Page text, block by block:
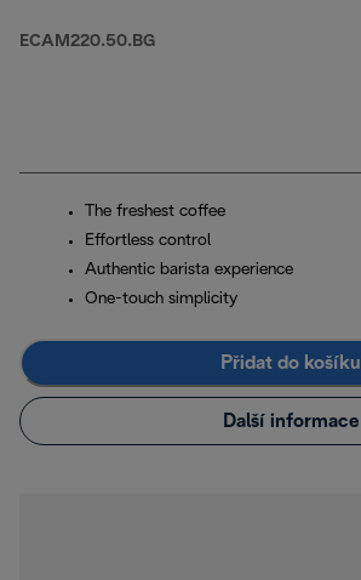
ECAM220.50.BG
The freshest coffee
Effortless control
Authentic barista experience
One-touch simplicity
Přidat do košíku
Další informace